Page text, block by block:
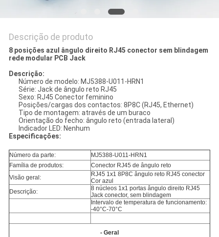
Descrição de produto
8 posições azul ângulo direito RJ45 conector sem blindagem
rede modular PCB Jack
Descrição:
Número de modelo: MJ5388-U011-HRN1
Série: Jack de ângulo reto RJ45
Sexo: RJ45 Conector feminino
Posições/cargas dos contactos: 8P8C (RJ45, Ethernet)
Tipo de montagem: através de um buraco
Orientação do fecho: ângulo reto (entrada lateral)
Indicador LED: Nenhum
Especificações:
Número da parte:
MJ5388-U011-HRN1
Família de produtos:
Conector RJ45 de ângulo reto
Visão geral:
RJ45 1x1 8P8C ângulo reto RJ45 conector
Cor azul
Descrição:
8 núcleos 1x1 portas ângulo direito RJ45
Jack conector, sem blindagem
Intervalo de temperatura de funcionamento:
-40°C-70°C
- Geral